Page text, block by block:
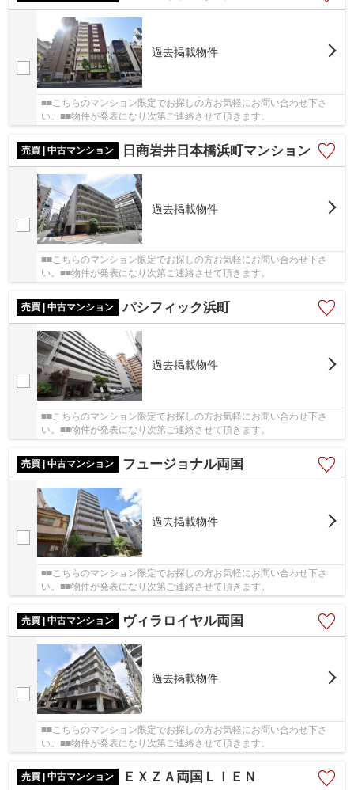
過去掲載物件
■■こちらのマンション限定でお探しの方お気軽にお問い合わせ下さ
い。■■物件が発表になり次第ご連絡させて頂きます。
売買 | 中古マンション 日商岩井日本橋浜町マンション
過去掲載物件
■■こちらのマンション限定でお探しの方お気軽にお問い合わせ下さ
い。■■物件が発表になり次第ご連絡させて頂きます。
売買 | 中古マンション パシフィック浜町
過去掲載物件
■■こちらのマンション限定でお探しの方お気軽にお問い合わせ下さ
い。■■物件が発表になり次第ご連絡させて頂きます。
売買 | 中古マンション フュージョナル両国
過去掲載物件
■■こちらのマンション限定でお探しの方お気軽にお問い合わせ下さ
い。■■物件が発表になり次第ご連絡させて頂きます。
売買 | 中古マンション ヴィラロイヤル両国
過去掲載物件
■■こちらのマンション限定でお探しの方お気軽にお問い合わせ下さ
い。■■物件が発表になり次第ご連絡させて頂きます。
売買 | 中古マンション ＥＸＺＡ両国ＬＩＥＮ